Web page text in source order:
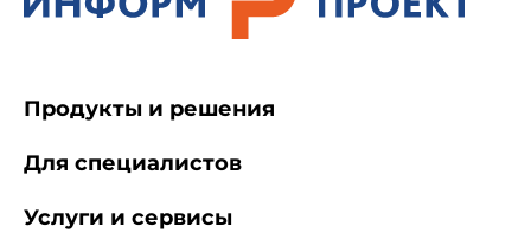
Продукты и решения
Для специалистов
Услуги и сервисы